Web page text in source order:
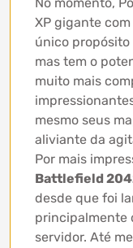
XP gigante
único propósito
mas tem o
muito mais
mesmo seus
aliviante da
Por mais
Battlefield
desde que foi
principalmente
servidor. Até